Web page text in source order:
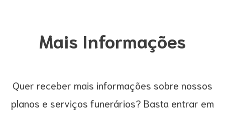
Mais Informações
Quer receber mais informações sobre nossos
planos e serviços funerários? Basta entrar em